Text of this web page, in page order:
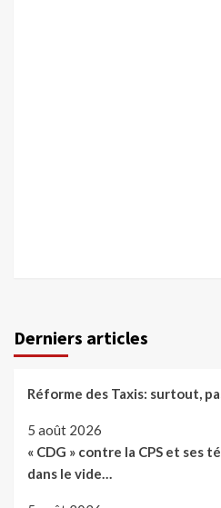
Derniers articles
Réforme des Taxis: surtout,
5 août 2026
« CDG » contre la CPS et ses
dans le vide…